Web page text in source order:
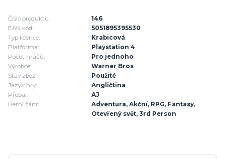
Číslo produktu:
146
EAN kód:
5051895395530
Typ licence:
Krabicová
Platforma:
Playstation 4
Počet hráčů:
Pro jednoho
Výrobce:
Warner Bros
Stav zboží:
Použité
Jazyk hry:
Angličtina
Přebal:
AJ
Herní žánr:
Adventura, Akční, RPG, Fantasy,
Otevřený svět, 3rd Person